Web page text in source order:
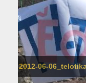
2012-06-